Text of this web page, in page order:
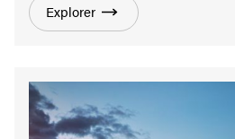
Explorer